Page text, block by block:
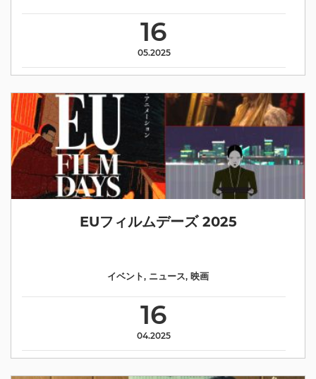
16
05.2025
EUフィルムデーズ 2025
16
04.2025
イベント, ニュース, 映画